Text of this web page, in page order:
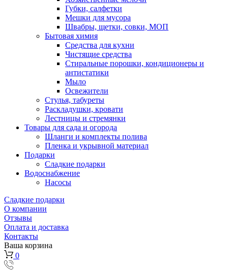
Губки, салфетки
Мешки для мусора
Швабры, щетки, совки, МОП
Бытовая химия
Средства для кухни
Чистящие средства
Стиральные порошки, кондиционеры и
антистатики
Мыло
Освежители
Стулья, табуреты
Раскладушки, кровати
Лестницы и стремянки
Товары для сада и огорода
Шланги и комплекты полива
Пленка и укрывной материал
Подарки
Cладкие подарки
Водоснабжение
Насосы
Сладкие подарки
О компании
Отзывы
Оплата и доставка
Контакты
Ваша корзина
0